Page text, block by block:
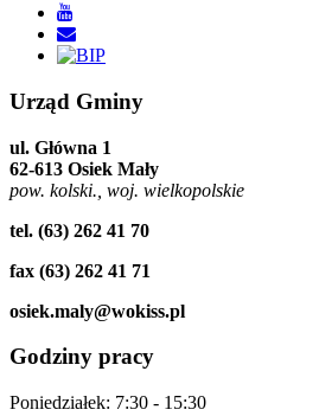
Urząd Gminy
ul. Główna 1
62-613 Osiek Mały
pow. kolski., woj. wielkopolskie
tel. (63) 262 41 70
fax (63) 262 41 71
osiek.maly@wokiss.pl
Godziny pracy
Poniedziałek: 7:30 - 15:30